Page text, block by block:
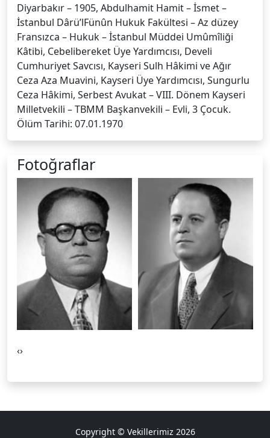
Diyarbakır – 1905, Abdulhamit Hamit – İsmet –
İstanbul Dârü’lFünûn Hukuk Fakültesi – Az düzey
Fransızca – Hukuk – İstanbul Müddei Umûmîliği
Kâtibi, Cebelibereket Üye Yardımcısı, Develi
Cumhuriyet Savcısı, Kayseri Sulh Hâkimi ve Ağır
Ceza Aza Muavini, Kayseri Üye Yardımcısı, Sungurlu
Ceza Hâkimi, Serbest Avukat – VIII. Dönem Kayseri
Milletvekili – TBMM Başkanvekili – Evli, 3 Çocuk.
Ölüm Tarihi: 07.01.1970
Fotoğraflar
‹›
Copyright © Vekillerimiz 2026